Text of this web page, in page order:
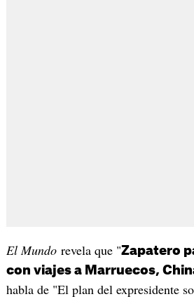
El Mundorevela que "Zapatero
con viajes a Marruecos,
habla de "El plan del expresidente